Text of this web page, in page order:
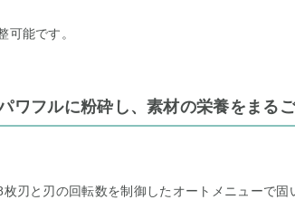
可能です。
ワフルに粉砕し、素材の栄養をまるご
刃と刃の回転数を制御したオートメニューで固